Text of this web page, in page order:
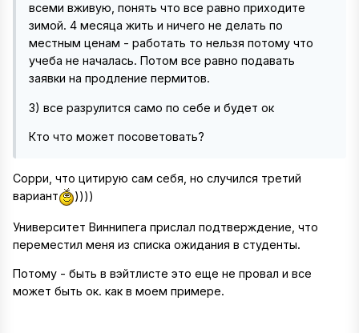
всеми вживую, понять что все равно приходите
зимой. 4 месяца жить и ничего не делать по
местным ценам - работать то нельзя потому что
учеба не началась. Потом все равно подавать
заявки на продление пермитов.
3) все разрулится само по себе и будет ок
Кто что может посоветовать?
Сорри, что цитирую сам себя, но случился третий
вариант
))))
Университет Виннипега прислал подтверждение, что
переместил меня из списка ожидания в студенты.
Потому - быть в вэйтлисте это еще не провал и все
может быть ок. как в моем примере.